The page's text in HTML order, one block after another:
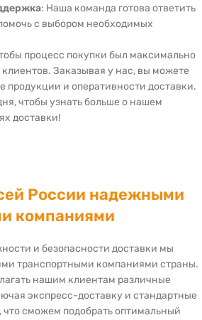
: Наша команда готова ответить
с выбором необходимых
процесс покупки был максимально
Заказывая у нас, вы можете
продукции и оперативности доставки.
чтобы узнать больше о нашем
доставки!
России надежными
компаниями
и безопасности доставки мы
транспортными компаниями страны.
нашим клиентам различные
экспресс-доставку и стандартные
сможем подобрать оптимальный